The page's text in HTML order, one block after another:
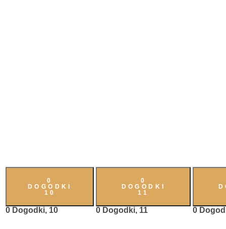
0
DOGODKI
10
0 Dogodki, 10
0
DOGODKI
11
0 Dogodki, 11 0